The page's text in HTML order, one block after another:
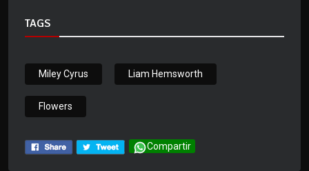
TAGS
Miley Cyrus Liam Hemsworth
Flowers
Compartir